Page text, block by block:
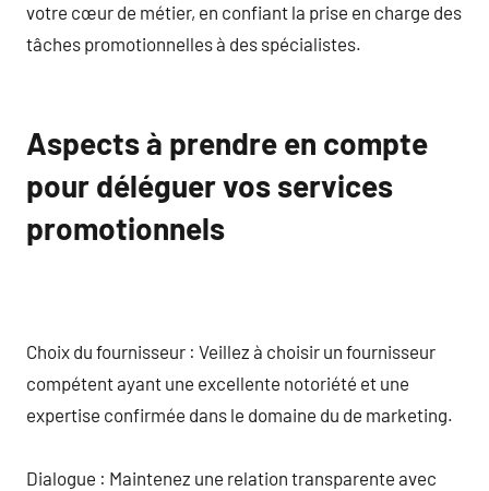
votre cœur de métier, en confiant la prise en charge des
tâches promotionnelles à des spécialistes.
Aspects à prendre en compte
pour déléguer vos services
promotionnels
Choix du fournisseur : Veillez à choisir un fournisseur
compétent ayant une excellente notoriété et une
expertise confirmée dans le domaine du de marketing.
Dialogue : Maintenez une relation transparente avec